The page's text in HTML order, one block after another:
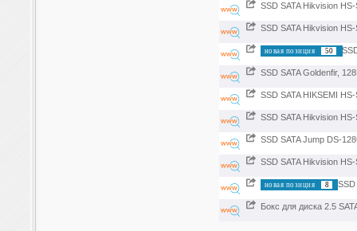
SSD SATA Hikvision
SSD SATA Hikvision
новая позиция 50
SSD SATA Goldenfir,
SSD SATA HIKSEMI
SSD SATA Hikvision
SSD SATA Jump DS-
SSD SATA Hikvision
новая позиция 8
Бокс для диска 2.5